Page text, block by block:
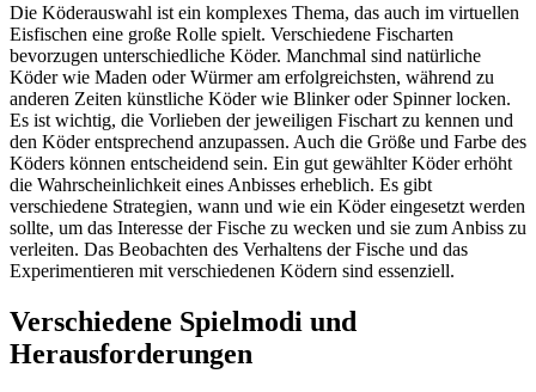
Die Köderauswahl ist ein komplexes Thema, das auch im virtuellen
Eisfischen eine große Rolle spielt. Verschiedene Fischarten
bevorzugen unterschiedliche Köder. Manchmal sind natürliche
Köder wie Maden oder Würmer am erfolgreichsten, während zu
anderen Zeiten künstliche Köder wie Blinker oder Spinner locken.
Es ist wichtig, die Vorlieben der jeweiligen Fischart zu kennen und
den Köder entsprechend anzupassen. Auch die Größe und Farbe des
Köders können entscheidend sein. Ein gut gewählter Köder erhöht
die Wahrscheinlichkeit eines Anbisses erheblich. Es gibt
verschiedene Strategien, wann und wie ein Köder eingesetzt werden
sollte, um das Interesse der Fische zu wecken und sie zum Anbiss zu
verleiten. Das Beobachten des Verhaltens der Fische und das
Experimentieren mit verschiedenen Ködern sind essenziell.
Verschiedene Spielmodi und
Herausforderungen